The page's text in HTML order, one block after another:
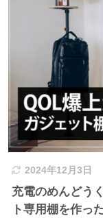
2024年12月3日
充電のめんどう
ト専用棚を作っ